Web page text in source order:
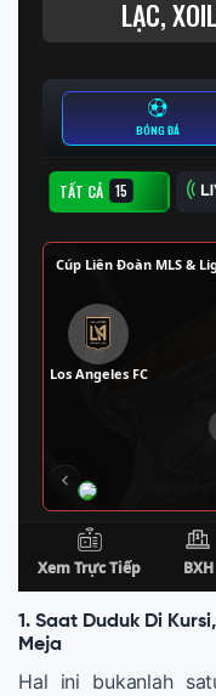
1. Saat Duduk Di
Meja
Hal ini bukanlah